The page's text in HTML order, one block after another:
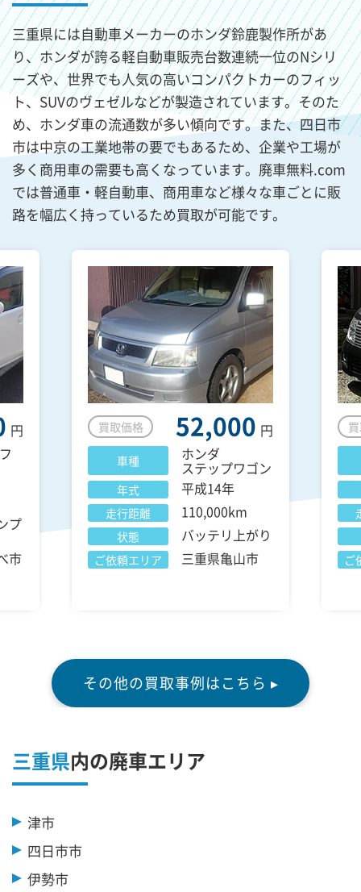
三重県には自動車メーカーのホンダ鈴鹿製作所があ
り、ホンダが誇る軽自動車販売台数連続一位のNシリ
ーズや、世界でも人気の高いコンパクトカーのフィッ
ト、SUVのヴェゼルなどが製造されています。そのた
め、ホンダ車の流通数が多い傾向です。また、四日市
市は中京の工業地帯の要でもあるため、企業や工場が
多く商用車の需要も高くなっています。廃車無料.com
では普通車・軽自動車、商用車など様々な車ごとに販
路を幅広く持っているため買取が可能です。
円
プ
市
買取価格 52,000 円
車種 ホンダ
ステップワゴン
年式 平成14年
走行距離 110,000km
状態 バッテリ上がり
ご依頼エリア 三重県亀山市 ご
その他の買取事例はこちら ▸
三重県内の廃車エリア
津市
四日市市
伊勢市